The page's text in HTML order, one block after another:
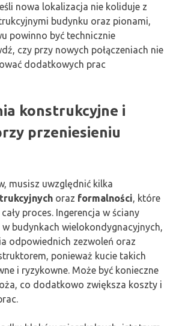
nowa lokalizacja nie koliduje z
budynku oraz pionami,
powinno być technicznie
czy przy nowych połączeniach nie
dodatkowych prac
konstrukcyjne i
przeniesieniu
musisz uwzględnić kilka
oraz formalności, które
proces. Ingerencja w ściany
w budynkach wielokondygnacyjnych,
odpowiednich zezwoleń oraz
ponieważ kucie takich
i ryzykowne. Może być konieczne
co dodatkowo zwiększa koszty i